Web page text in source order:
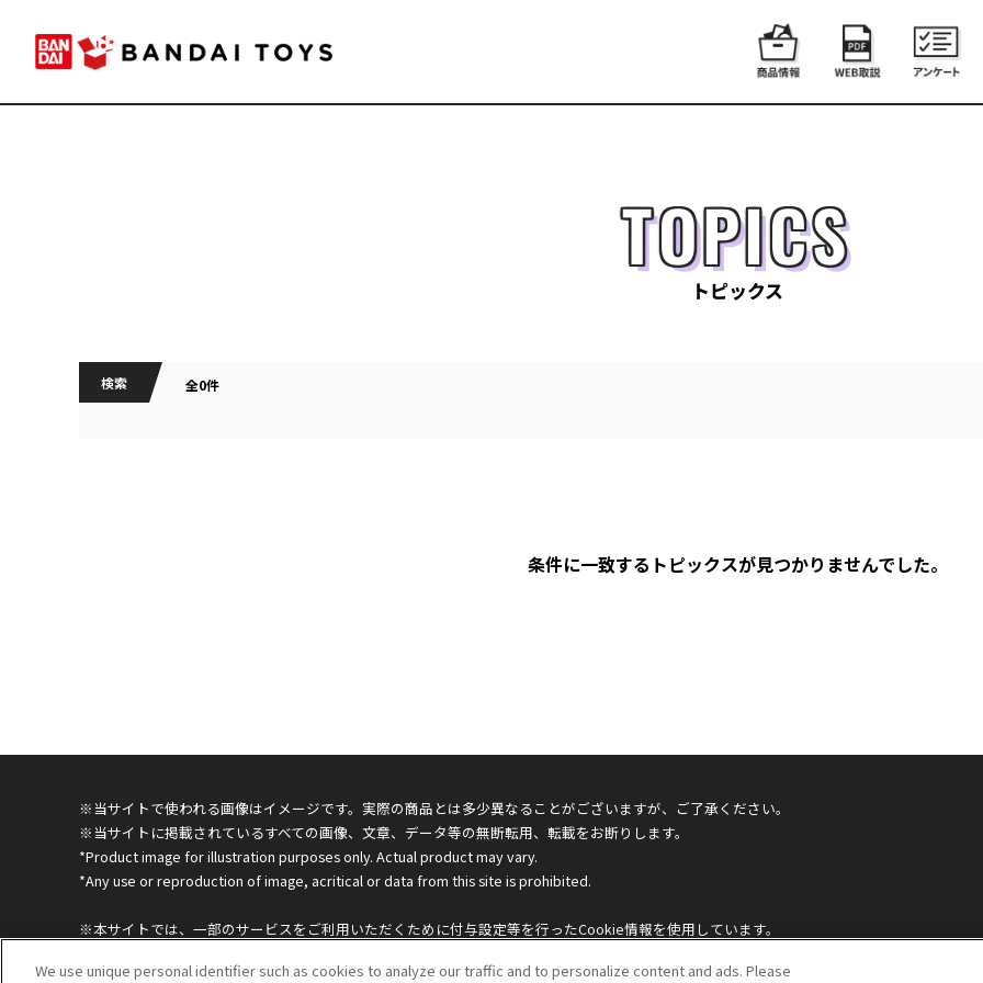
TOPICS
トピックス
検索 全0件
条件に一致するトピックスが見つかりませんでした。
※当サイトで使われる画像はイメージです。実際の商品とは多少異なることがございますが、ご了承ください。
※当サイトに掲載されているすべての画像、文章、データ等の無断転用、転載をお断りします。
*Product image for illustration purposes only. Actual product may vary.
*Any use or reproduction of image, acritical or data from this site is prohibited.
※本サイトでは、一部のサービスをご利用いただくために付与設定等を行ったCookie情報を使用しています。
※価格は、メーカー希望小売価格です。
click hereto see more details about how we use cookies and the retention period of each cookie. We may sell or